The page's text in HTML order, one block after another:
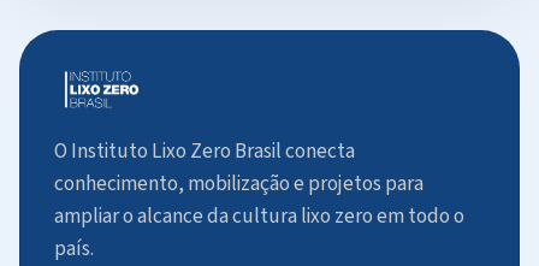
O Instituto Lixo Zero Brasil conecta
conhecimento, mobilização e projetos para
ampliar o alcance da cultura lixo zero em todo o
país.